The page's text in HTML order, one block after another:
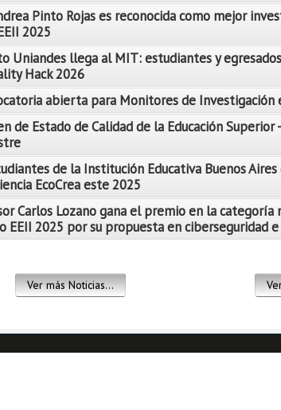
Leer Más
Pinto Rojas es reconocida como mejor
2025
Uniandes llega al MIT: estudiantes y
Hack 2026
abierta para Monitores de Investigación
Leer Más
de Estado de Calidad de la Educación
de la Institución Educativa Buenos
EcoCrea este 2025
Carlos Lozano gana el premio en la categoría
EEII 2025 por su propuesta en ciberseguridad
Ver más Noticias...